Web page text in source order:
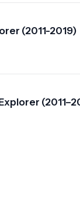
(2011-2019)